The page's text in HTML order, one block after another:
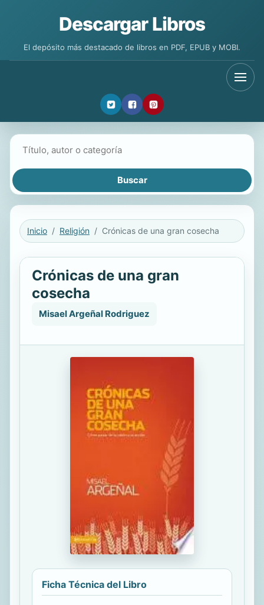
Descargar Libros
El depósito más destacado de libros en PDF, EPUB y MOBI.
Inicio Religión Crónicas de una gran cosecha
Crónicas de una gran
cosecha
Misael Argeñal Rodriguez
Ficha Técnica del Libro